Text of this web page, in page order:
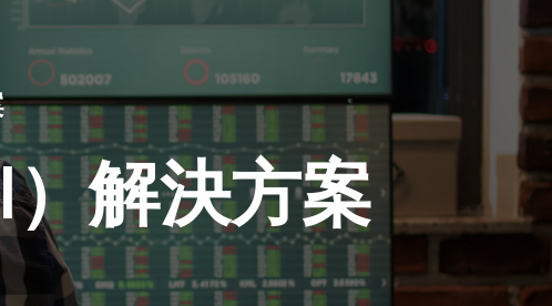
解決方案